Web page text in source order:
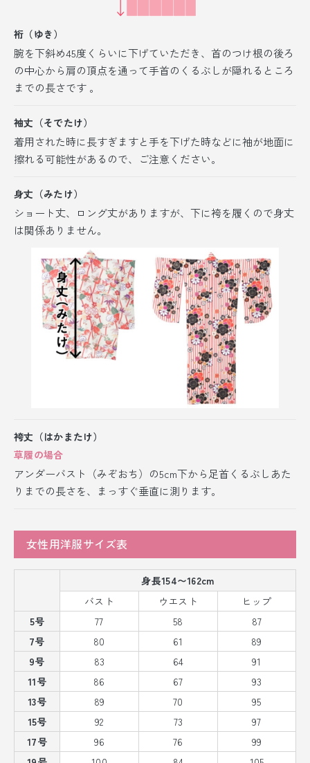
裄（ゆき）
腕を下斜め45度くらいに下げていただき、首のつけ根の後ろ
の中心から肩の頂点を通って手首のくるぶしが隠れるところ
までの長さです 。
袖丈（そでたけ）
着用された時に長すぎますと手を下げた時などに袖が地面に
擦れる可能性があるので、ご注意ください。
身丈（みたけ）
ショート丈、ロング丈がありますが、 下に袴を履くので身丈
は関係ありません。
袴丈（はかまたけ）
草履の場合
アンダーバスト（みぞおち）の5cm下から足首くるぶしあた
りまでの長さを、まっすぐ垂直に測ります。
女性用洋服サイズ表
身長154〜162cm
バスト
ウエスト
ヒップ
5号
77 58
87
7号
80 61
89
9号
83 64
91
11号
86 67
93
13号
89 70
95
15号
92 73
97
17号
96 76
99